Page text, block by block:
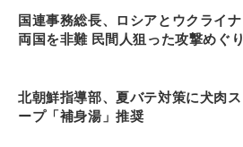
国連事務総長、ロシアとウクライナ
両国を非難 民間人狙った攻撃めぐり
北朝鮮指導部、夏バテ対策に犬肉ス
ープ「補身湯」推奨